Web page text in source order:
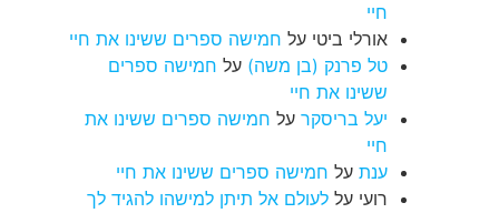
חיי
אורלי ביטי על חמישה ספרים ששינו את חיי
טל פרנק (בן משה) על חמישה ספרים
ששינו את חיי
יעל בריסקר על חמישה ספרים ששינו את
חיי
ענת על חמישה ספרים ששינו את חיי
רועי על לעולם אל תיתן למישהו להגיד לך